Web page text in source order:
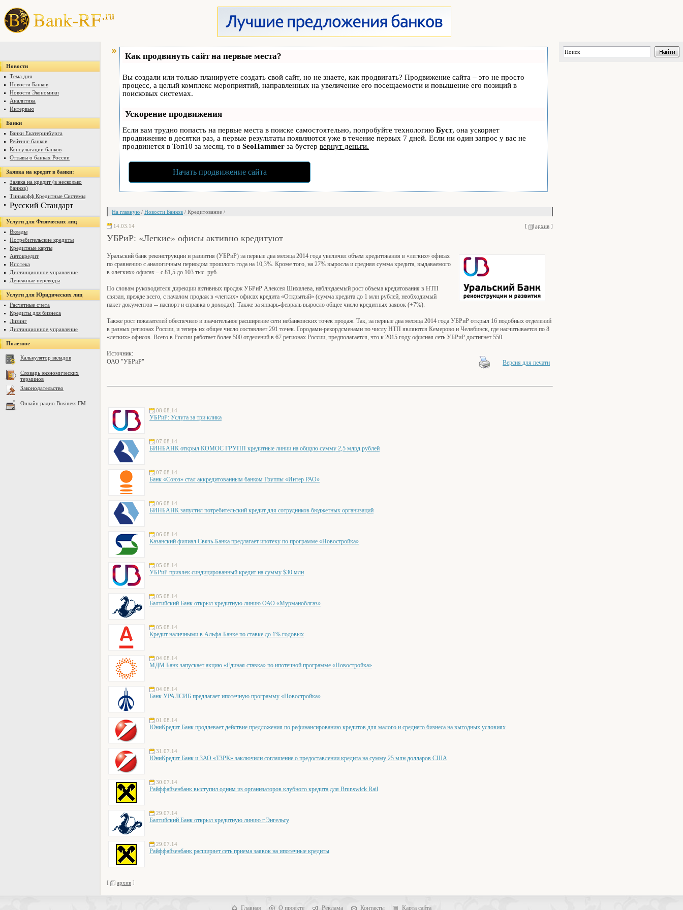
Новости
Тема дня
Новости Банков
Новости Экономики
Аналитика
Интервью
Банки
Банки Екатеринбурга
Рейтинг банков
Консультации банков
Отзывы о банках России
Заявка на кредит в банки:
Заявка на кредит (в несколько
банков)
Тинькофф Кредитные Системы
Русский Стандарт
Услуги для Физических лиц
Вклады
Потребительские кредиты
Кредитные карты
Автокредит
Ипотека
Дистанционное управление
Денежные переводы
Услуги для Юридических лиц
Расчетные счета
Кредиты для бизнеса
Лизинг
Дистанционное управление
Полезное
Калькулятор вкладов
Словарь экономических
терминов
Законодательство
Онлайн радио Business FM
Как продвинуть сайт на первые места?
Вы создали или только планируете создать свой сайт, но не знаете, как продвигать? Продвижение сайта – это не просто
процесс, а целый комплекс мероприятий, направленных на увеличение его посещаемости и повышение его позиций в
поисковых системах.
Ускорение продвижения
Если вам трудно попасть на первые места в поиске самостоятельно, попробуйте технологию Буст, она ускоряет
продвижение в десятки раз, а первые результаты появляются уже в течение первых 7 дней. Если ни один запрос у вас не
продвинется в Топ10 за месяц, то в SeoHammer за бустер вернут деньги.
Начать продвижение сайта
На главную / Новости Банков / Кредитование /
[ архив ]
14.03.14
УБРиР: «Легкие» офисы активно кредитуют
Уральский банк реконструкции и развития (УБРиР) за первые два месяца 2014 года увеличил объем кредитования в «легких» офисах
по сравнению с аналогичным периодом прошлого года на 10,3%. Кроме того, на 27% выросла и средняя сумма кредита, выдаваемого
в «легких» офисах – с 81,5 до 103 тыс. руб.
По словам р­уководителя дирекции активных продаж УБРиР Алексея Шихалева, наблюдаемый рост объема кредитования в НТП
связан, прежде всего, с началом продаж в «легких» офисах кредита «Открытый» (сумма кредита до 1 млн рублей, необходимый
пакет документов -- паспорт и справка о доходах). Также за январь-февраль выросло общее число кредитных заявок (+7%).
Также рост показателей обеспечило и значительное расширение сети небанковских точек продаж. Так, за первые два месяца 2014 года УБРиР открыл 16 подобных отделений
в разных регионах России, и теперь их общее число составляет 291 точек. Городами-рекордсменами по числу НТП являются Кемерово и Челябинск, где насчитывается по 8
«легких» офисов. Всего в России работает более 500 отделений в 67 регионах России, предполагается, что к 2015 году офисная сеть УБРиР достигнет 550.
Источник:
ОАО "УБРиР"
Версия для печати
08.08.14
УБРиР: Услуга за три клика
07.08.14
БИНБАНК открыл КОМОС ГРУПП кредитные линии на общую сумму 2,5 млрд рублей
07.08.14
Банк «Союз» стал аккредитованным банком Группы «Интер РАО»
06.08.14
БИНБАНК запустил потребительский кредит для сотрудников бюджетных организаций
06.08.14
Казанский филиал Связь-Банка предлагает ипотеку по программе «Новостройка»
05.08.14
УБРиР привлек синдицированный кредит на сумму $30 млн
05.08.14
Балтийский Банк открыл кредитную линию ОАО «Мурманоблгаз»
05.08.14
Кредит наличными в Альфа-Банке по ставке до 1% годовых
04.08.14
МДМ Банк запускает акцию «Единая ставка» по ипотечной программе «Новостройка»
04.08.14
Банк УРАЛСИБ предлагает ипотечную программу «Новостройка»
01.08.14
ЮниКредит Банк продлевает действие предложения по рефинансированию кредитов для малого и среднего бизнеса на выгодных условиях
31.07.14
ЮниКредит Банк и ЗАО «ТЗРК» заключили соглашение о предоставлении кредита на сумму 25 млн долларов США
30.07.14
Райффайзенбанк выступил одним из организаторов клубного кредита для Brunswick Rail
29.07.14
Балтийский Банк открыл кредитную линию г.Энгельсу
29.07.14
Райффайзенбанк расширяет сеть приема заявок на ипотечные кредиты
[ архив ]
Главная О проекте Реклама Контакты Карта сайта